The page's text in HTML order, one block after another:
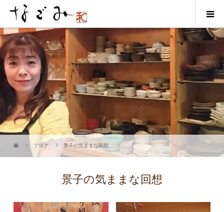
ブログ 景子の気ままな回想
景子の気ままな回想